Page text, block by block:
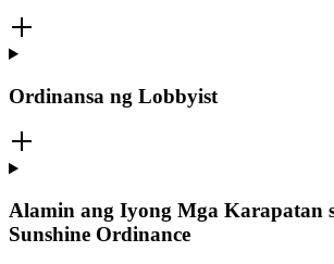
Ordinansa ng Lobbyist
Alamin ang Iyong Mga Karapatan
Sunshine Ordinance